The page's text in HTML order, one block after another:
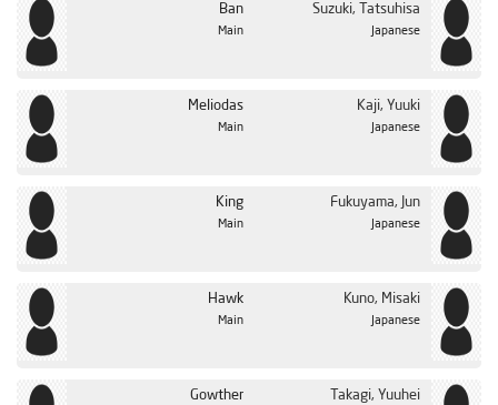
Ban
Main
Suzuki, Tatsuhisa
Japanese
Meliodas
Main
Kaji, Yuuki
Japanese
King
Main
Fukuyama, Jun
Japanese
Hawk
Main
Kuno, Misaki
Japanese
Gowther Takagi, Yuuhei